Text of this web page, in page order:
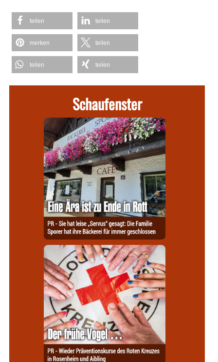
teilen teilen
merken teilen
teilen teilen
Schaufenster